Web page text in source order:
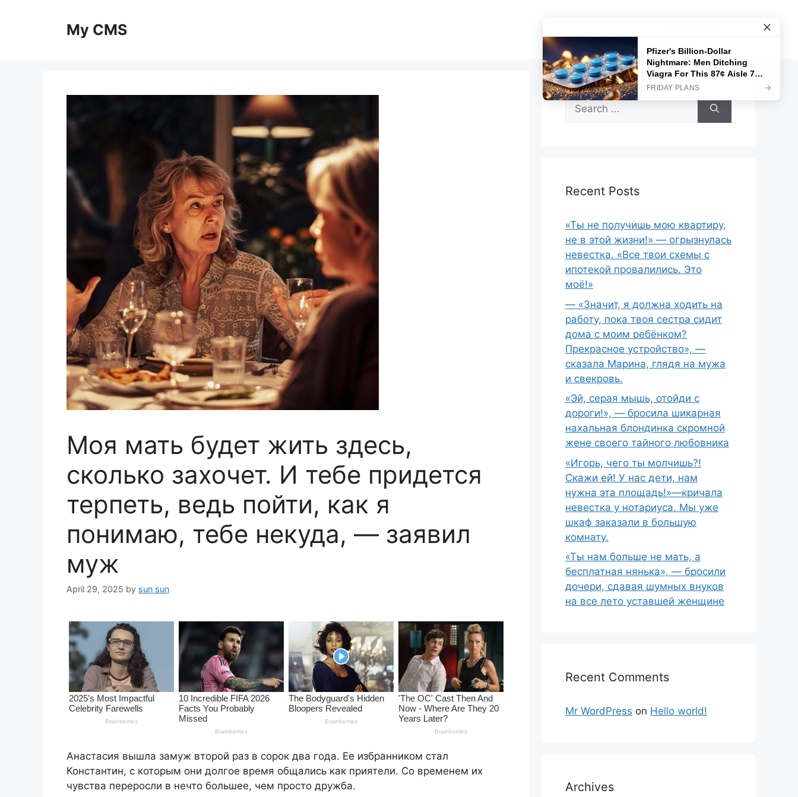
My CMS
Моя мать будет жить здесь,
сколько захочет. И тебе придется
терпеть, ведь пойти, как я
понимаю, тебе некуда, — заявил
муж
April 29, 2025 by sun sun
Анастасия вышла замуж второй раз в сорок два года. Ее избранником стал
Константин, с которым они долгое время общались как приятели. Со временем их
чувства переросли в нечто большее, чем просто дружба.
Search
for:
Recent Posts
«Ты не получишь мою квартиру,
не в этой жизни!» — огрызнулась
невестка. «Все твои схемы с
ипотекой провалились. Это
моё!»
— «Значит, я должна ходить на
работу, пока твоя сестра сидит
дома с моим ребёнком?
Прекрасное устройство», —
сказала Марина, глядя на мужа
и свекровь.
«Эй, серая мышь, отойди с
дороги!», — бросила шикарная
нахальная блондинка скромной
жене своего тайного любовника
«Игорь, чего ты молчишь?!
Скажи ей! У нас дети, нам
нужна эта площадь!»—кричала
невестка у нотариуса. Мы уже
шкаф заказали в большую
комнату.
«Ты нам больше не мать, а
бесплатная нянька», — бросили
дочери, сдавая шумных внуков
на все лето уставшей женщине
Recent Comments
Mr WordPress on Hello world!
Archives